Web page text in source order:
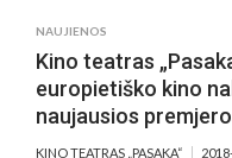
NAUJIENOS
Kino teatras
europietiško kino
naujausios
KINO TEATRAS „PASAKA“